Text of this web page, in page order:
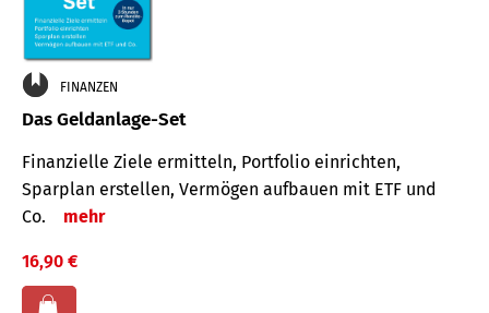
FINANZEN
Das Geldanlage-Set
Finanzielle Ziele ermitteln, Portfolio einrichten,
Sparplan erstellen, Vermögen aufbauen mit ETF und
Co.
mehr
16,90 €